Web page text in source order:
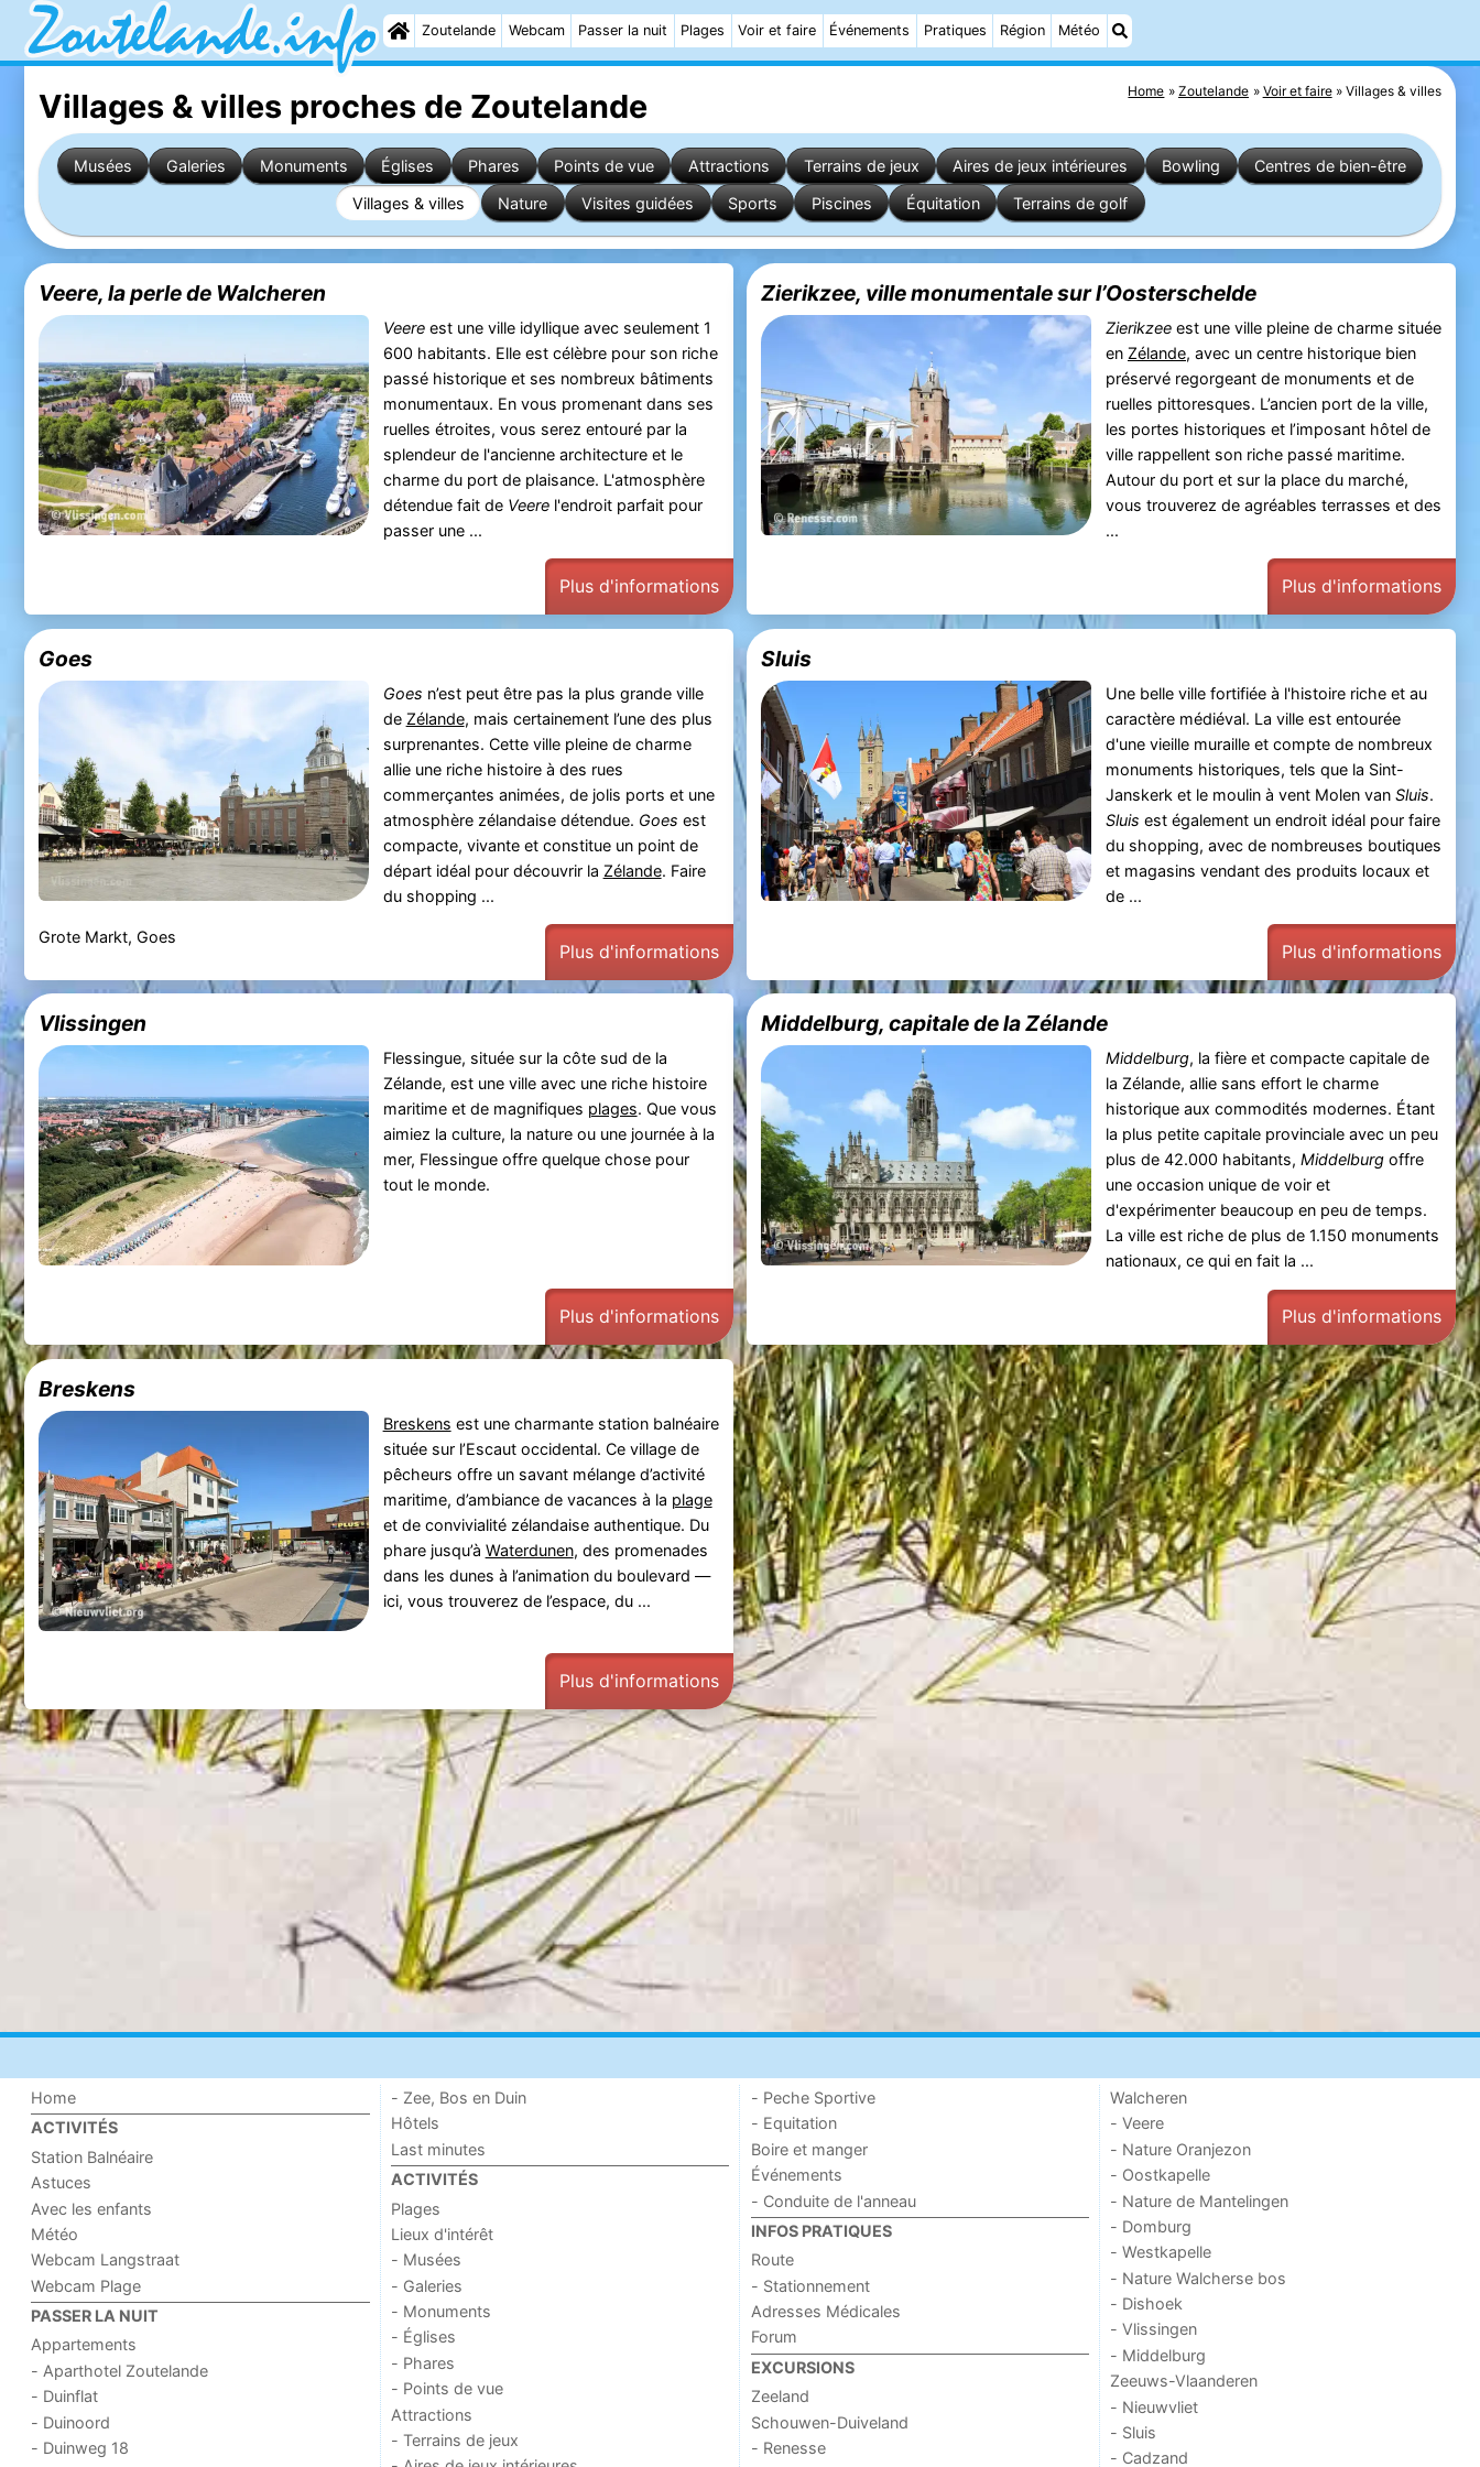
Zoutelande Webcam Passer la nuit Plages Voir et faire Événements Pratiques Région Météo
Home Zoutelande Voir et faire Villages & villes
Villages & villes proches de Zoutelande
Musées Galeries Monuments Églises Phares Points de vue Attractions Terrains de jeux Aires de jeux intérieures Bowling
Centres de bien-être
Villages & villes
Nature Visites guidées Sports Piscines Équitation Terrains de golf
Veere, la perle de Walcheren
Veereest une ville idyllique avec seulement 1
600 habitants. Elle est célèbre pour son riche
passé historique et ses nombreux bâtiments
monumentaux. En vous promenant dans ses
ruelles étroites, vous serez entouré par la
splendeur de l'ancienne architecture et le
charme du port de plaisance. L'atmosphère
détendue fait de Veerel'endroit parfait pour
passer une ...
Plus d'informations
Zierikzee, ville monumentale sur l’Oosterschelde
Zierikzeeest une ville pleine de charme située
en Zélande, avec un centre historique bien
préservé regorgeant de monuments et de
ruelles pittoresques. L’ancien port de la ville,
les portes historiques et l’imposant hôtel de
ville rappellent son riche passé maritime.
Autour du port et sur la place du marché,
vous trouverez de agréables terrasses et des
...
Plus d'informations
Goes
Goes n’est peut être pas la plus grande ville
de Zélande, mais certainement l’une des plus
surprenantes. Cette ville pleine de charme
allie une riche histoire à des rues
commerçantes animées, de jolis ports et une
atmosphère zélandaise détendue. Goes est
compacte, vivante et constitue un point de
départ idéal pour découvrir la Zélande. Faire
du shopping ...
Grote Markt, Goes
Plus d'informations
Sluis
Une belle ville fortifiée à l'histoire riche et au
caractère médiéval. La ville est entourée
d'une vieille muraille et compte de nombreux
monuments historiques, tels que la Sint-
Janskerk et le moulin à vent Molen van Sluis.
Sluis est également un endroit idéal pour faire
du shopping, avec de nombreuses boutiques
et magasins vendant des produits locaux et
de ...
Plus d'informations
Vlissingen
Flessingue, située sur la côte sud de la
Zélande, est une ville avec une riche histoire
maritime et de magnifiques plages. Que vous
aimiez la culture, la nature ou une journée à la
mer, Flessingue offre quelque chose pour
tout le monde.
Plus d'informations
Middelburg, capitale de la Zélande
Middelburg, la fière et compacte capitale de
la Zélande, allie sans effort le charme
historique aux commodités modernes. Étant
la plus petite capitale provinciale avec un peu
plus de 42.000 habitants, Middelburgoffre
une occasion unique de voir et
d'expérimenter beaucoup en peu de temps.
La ville est riche de plus de 1.150 monuments
nationaux, ce qui en fait la ...
Plus d'informations
Breskens
Breskens est une charmante station balnéaire
située sur l’Escaut occidental. Ce village de
pêcheurs offre un savant mélange d’activité
maritime, d’ambiance de vacances à la plage
et de convivialité zélandaise authentique. Du
phare jusqu’à Waterdunen, des promenades
dans les dunes à l’animation du boulevard —
ici, vous trouverez de l’espace, du ...
Plus d'informations
Home
ACTIVITÉS
Station Balnéaire
Astuces
Avec les enfants
Météo
Webcam Langstraat
Webcam Plage
PASSER LA NUIT
Appartements
- Aparthotel Zoutelande
- Duinflat
- Duinoord
- Duinweg 18
- Zee, Bos en Duin
Hôtels
Last minutes
ACTIVITÉS
Plages
Lieux d'intérêt
- Musées
- Galeries
- Monuments
- Églises
- Phares
- Points de vue
Attractions
- Terrains de jeux
- Peche Sportive
- Equitation
Boire et manger
Événements
- Conduite de l'anneau
INFOS PRATIQUES
Route
- Stationnement
Adresses Médicales
Forum
EXCURSIONS
Zeeland
Schouwen-Duiveland
- Renesse
Walcheren
- Veere
- Nature Oranjezon
- Oostkapelle
- Nature de Mantelingen
- Domburg
- Westkapelle
- Nature Walcherse bos
- Dishoek
- Vlissingen
- Middelburg
Zeeuws-Vlaanderen
- Nieuwvliet
- Sluis
- Cadzand